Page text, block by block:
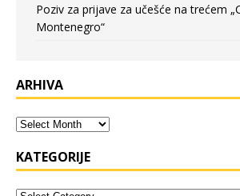
Poziv za prijave za učešće na trećem
Montenegro“
ARHIVA
KATEGORIJE